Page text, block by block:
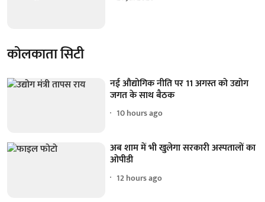
कोलकाता सिटी
नई औद्योगिक नीति पर 11 अगस्त को उद्योग
जगत के साथ बैठक
10 hours ago
अब शाम में भी खुलेगा सरकारी अस्पतालों का
ओपीडी
12 hours ago